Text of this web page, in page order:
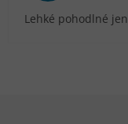
Lehké pohodlné